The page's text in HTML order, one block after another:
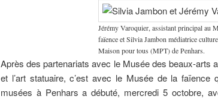
Jérémy Varoquier, assistant principal au
faïence et Silvia Jambon médiatrice
Maison pour tous (MPT) de Penhars.
Après des partenariats avec le Musée des beaux-arts
et l’art statuaire, c’est avec le Musée de la faïence
musées à Penhars a débuté, mercredi 5 octobre,